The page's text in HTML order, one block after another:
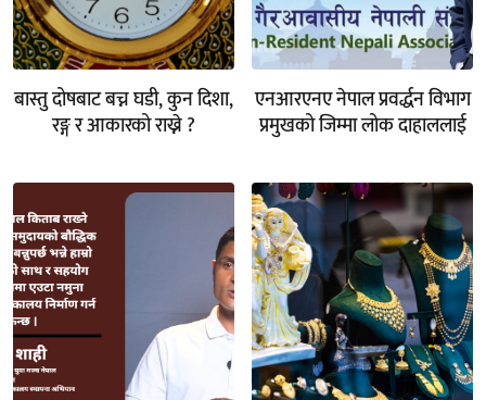
बास्तु दोषबाट बच्न घडी, कुन दिशा,
रङ्ग र आकारको राख्ने ?
एनआरएनए नेपाल प्रवर्द्धन विभाग
प्रमुखको जिम्मा लोक दाहाललाई